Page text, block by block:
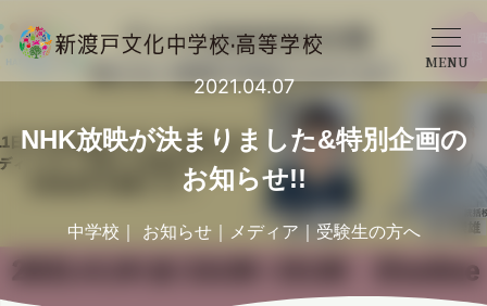
学校概要
中学校
高等学校
MENU
2021.04.07
NHK放映が決まりました&特別企画の
お知らせ!!
中学校 お知らせ メディア 受験生の方へ